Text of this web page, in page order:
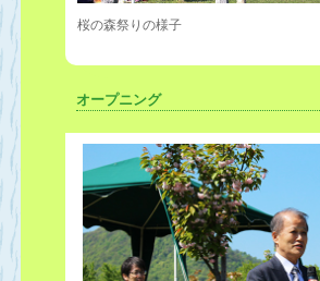
桜の森祭りの様子
オープニング